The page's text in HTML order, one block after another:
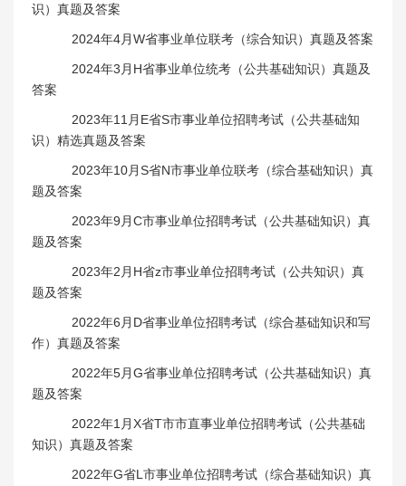
识）真题及答案
2024年4月W省事业单位联考（综合知识）真题及答案
2024年3月H省事业单位统考（公共基础知识）真题及
答案
2023年11月E省S市事业单位招聘考试（公共基础知
识）精选真题及答案
2023年10月S省N市事业单位联考（综合基础知识）真
题及答案
2023年9月C市事业单位招聘考试（公共基础知识）真
题及答案
2023年2月H省z市事业单位招聘考试（公共知识）真
题及答案
2022年6月D省事业单位招聘考试（综合基础知识和写
作）真题及答案
2022年5月G省事业单位招聘考试（公共基础知识）真
题及答案
2022年1月X省T市市直事业单位招聘考试（公共基础
知识）真题及答案
2022年G省L市事业单位招聘考试（综合基础知识）真